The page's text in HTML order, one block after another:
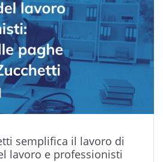
semplifica il lavoro di
lavoro e professionisti